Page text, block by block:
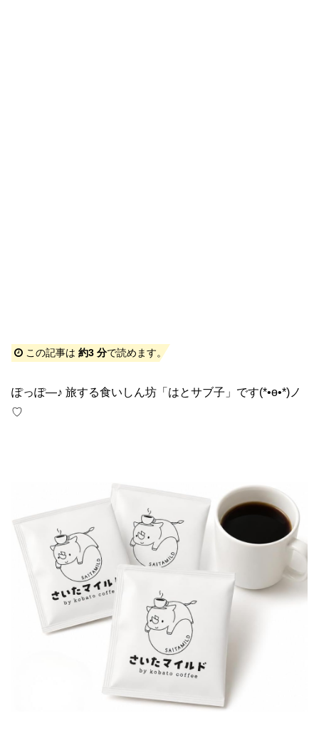
この記事は約3 分で読めます。
ぽっぽ―♪ 旅する食いしん坊「はとサブ子」です(*•ө•*)ノ
♡